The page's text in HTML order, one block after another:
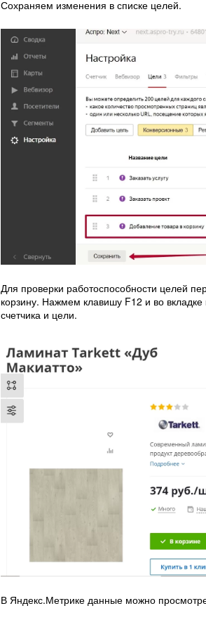
Сохраняем изменения в списке целей.
Для проверки работоспособности целей
корзину. Нажмем клавишу F12 и во
счетчика и цели.
В Яндекс.Метрике данные можно